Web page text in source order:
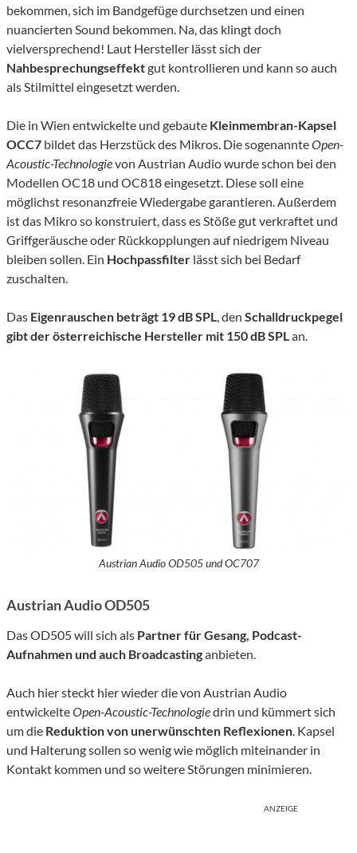
bekommen, sich im Bandgefüge durchsetzen und einen
nuancierten Sound bekommen. Na, das klingt doch
vielversprechend! Laut Hersteller lässt sich der
Nahbesprechungseffektgut kontrollieren und kann so auch
als Stilmittel eingesetzt werden.
Die in Wien entwickelte und gebaute Kleinmembran-Kapsel
OCC7 bildet das Herzstück des Mikros. Die sogenannteOpen-
Acoustic-Technologievon Austrian Audio wurde schon bei den
Modellen OC18 und OC818 eingesetzt. Diese soll eine
möglichst resonanzfreie Wiedergabe garantieren. Außerdem
ist das Mikro so konstruiert, dass es Stöße gut verkraftet und
Griffgeräusche oder Rückkopplungen auf niedrigem Niveau
bleiben sollen. Ein Hochpassfilter lässt sich bei Bedarf
zuschalten.
Das Eigenrauschen beträgt 19 dB SPL, den Schalldruckpegel
gibt der österreichische Hersteller mit 150 dB SPLan.
Austrian Audio OD505 und OC707
Austrian Audio OD505
Das OD505 will sich als Partner fürGesang, Podcast-
Aufnahmen und auch Broadcastinganbieten.
Auch hier steckt hier wieder die von Austrian Audio
entwickelteOpen-Acoustic-Technologiedrin und kümmert sich
um die Reduktion von unerwünschten Reflexionen. Kapsel
und Halterung sollen so wenig wie möglich miteinander in
Kontakt kommen und so weitere Störungen minimieren.
ANZEIGE